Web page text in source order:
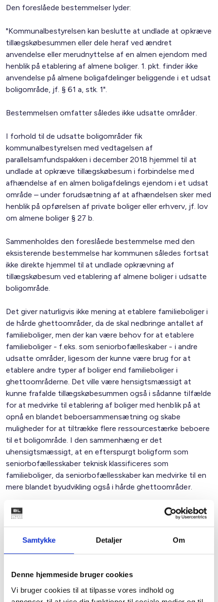
Samtykke Detaljer Om
Denne hjemmeside bruger cookies
Vi bruger cookies til at tilpasse vores indhold og
Den foreslåede bestemmelser lyder:
"Kommunalbestyrelsen kan beslutte at undlade at opkræve
tillægskøbesummen eller dele heraf ved ændret
anvendelse eller merudnyttelse af en almen ejendom med
henblik på etablering af almene boliger. 1. pkt. finder ikke
anvendelse på almene boligafdelinger beliggende i et udsat
boligområde, jf. § 61 a, stk. 1".
Bestemmelsen omfatter således ikke udsatte områder.
I forhold til de udsatte boligområder fik
kommunalbestyrelsen med vedtagelsen af
parallelsamfundspakken i december 2018 hjemmel til at
undlade at opkræve tillægskøbesum i forbindelse med
afhændelse af en almen boligafdelings ejendom i et udsat
område – under forudsætning af at afhændelsen sker med
henblik på opførelsen af private boliger eller erhverv, jf. lov
om almene boliger § 27 b.
Sammenholdes den foreslåede bestemmelse med den
eksisterende bestemmelse har kommunen således fortsat
ikke direkte hjemmel til at undlade opkrævning af
tillægskøbesum ved etablering af almene boliger i udsatte
boligområde.
Det giver naturligvis ikke mening at etablere familieboliger i
de hårde ghettoområder, da de skal nedbringe antallet af
familieboliger, men der kan være behov for at etablere
familieboliger - f.eks. som seniorbofælleskaber - i andre
udsatte områder, ligesom der kunne være brug for at
etablere andre typer af boliger end familieboliger i
ghettoområderne. Det ville være hensigtsmæssigt at
kunne frafalde tillægskøbesummen også i sådanne tilfælde
for at medvirke til etablering af boliger med henblik på at
opnå en blandet beboersammensætning og skabe
muligheder for at tiltrække flere ressourcestærke beboere
til et boligområde. I den sammenhæng er det
uhensigtsmæssigt, at en efterspurgt boligform som
seniorbofællesskaber teknisk klassificeres som
familieboliger, da seniorbofællesskaber kan medvirke til en
mere blandet byudvikling også i hårde ghettoområder.
BL vil derfor gerne forslå følgende ændrede formulering af
2. pkt.:
”1. pkt. finder ikke anvendelse ved
etablering af almene
familieboliger, dog undtaget seniorbofællesskaber, i
ghettoområde, jf. § 61 a, stk. 4.”